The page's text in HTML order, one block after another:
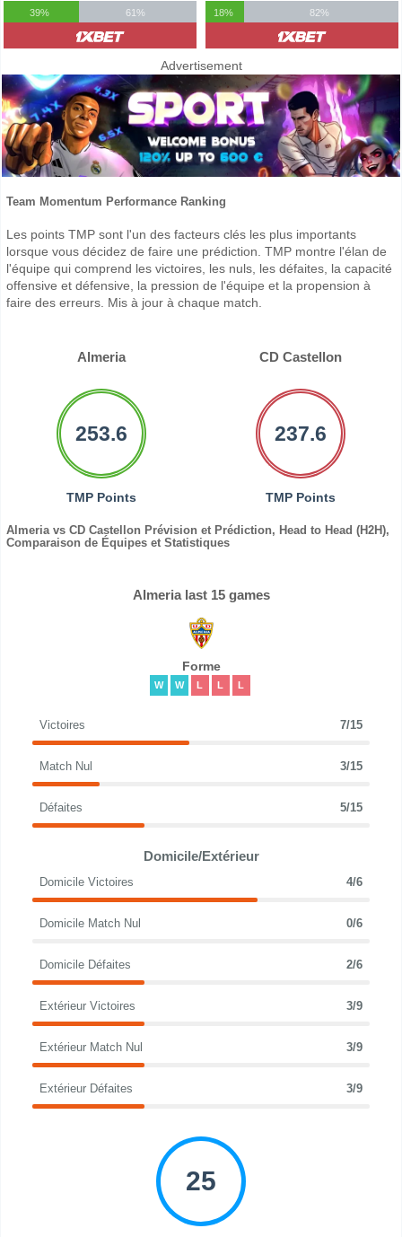
39%
61%
18%
82%
Advertisement
Team Momentum Performance Ranking
Les points TMP sont l'un des facteurs clés les plus importants
lorsque vous décidez de faire une prédiction. TMP montre l'élan de
l'équipe qui comprend les victoires, les nuls, les défaites, la capacité
offensive et défensive, la pression de l'équipe et la propension à
faire des erreurs. Mis à jour à chaque match.
Almeria CD Castellon
253.6
TMP Points
237.6
TMP Points
Almeria vs CD Castellon Prévision et Prédiction, Head to Head (H2H),
Comparaison de Équipes et Statistiques
Almeria last 15 games
Forme
W W L L L
Victoires 7/15
Match Nul 3/15
Défaites 5/15
Domicile/Extérieur
Domicile Victoires 4/6
Domicile Match Nul 0/6
Domicile Défaites 2/6
Extérieur Victoires 3/9
Extérieur Match Nul 3/9
Extérieur Défaites 3/9
25